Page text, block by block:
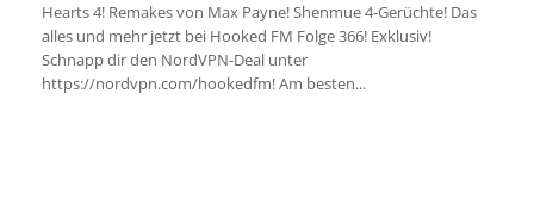
Hearts 4! Remakes von Max Payne! Shenmue 4-Gerüchte! Das
alles und mehr jetzt bei Hooked FM Folge 366! Exklusiv!
Schnapp dir den NordVPN-Deal unter
https://nordvpn.com/hookedfm! Am besten...